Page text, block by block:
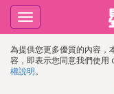
為提供您更多優質的內容，
容，即表示您同意我們使
權說明 。
Toggle
navigation